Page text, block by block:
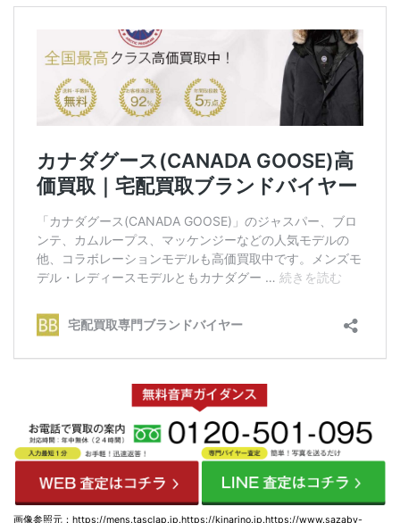
画像参照元：https://mens.tasclap.jp.https://kinarino.jp.https://www.sazaby-